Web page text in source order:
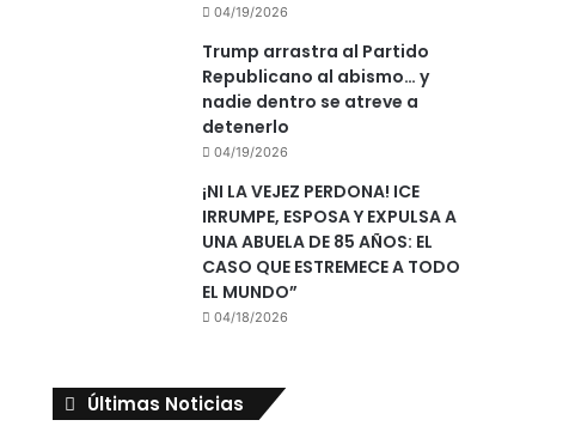
04/19/2026
Trump arrastra al Partido
Republicano al abismo… y
nadie dentro se atreve a
detenerlo
04/19/2026
¡NI LA VEJEZ PERDONA! ICE
IRRUMPE, ESPOSA Y EXPULSA A
UNA ABUELA DE 85 AÑOS: EL
CASO QUE ESTREMECE A TODO
EL MUNDO”
04/18/2026
Últimas Noticias